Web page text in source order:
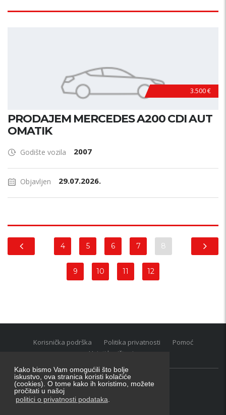
Kako bismo Vam omogućili što bolje
iskustvo, ova stranica koristi kolačiće
(cookies). O tome kako ih koristimo, možete
pročitati u našoj
politici o privatnosti podataka
3.500 €
PRODAJEM MERCEDES A200 CDI AUT
OMATIK
Godište vozila 2007
Objavljen 29.07.2026.
4 5 6 7 8
9 10 11 12
Korisnička podrška Politika privatnosti
Pomoć
Uvjeti korištenja
Oglasnik grupacija:posao.hr|oglasnik.hr|auti.hr
Tečaj za konverziju u EUR valutu: 1 euro = 7.53450 kn